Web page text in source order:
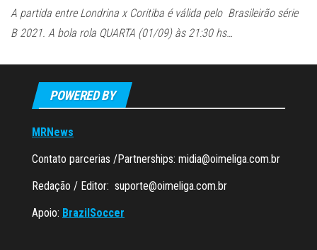
A partida entre Londrina x Coritiba é válida pelo Brasileirão série
B 2021. A bola rola QUARTA (01/09) às 21:30 hs…
POWERED BY
MRNews
Contato parcerias /Partnerships: midia@oimeliga.com.br
Redação / Editor: suporte@oimeliga.com.br
Apoio: BrazilSoccer